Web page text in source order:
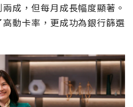
成，但每月成長幅度顯著。
動卡率，更成功為銀行篩選